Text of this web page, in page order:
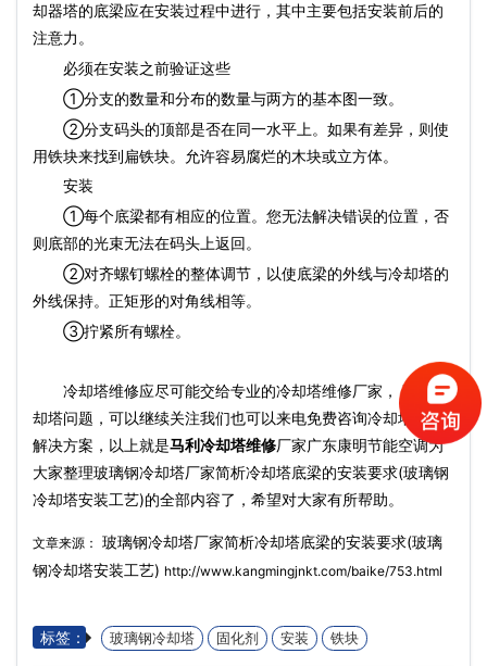
却器塔的底梁应在安装过程中进行，其中主要包括安装前后的
注意力。
必须在安装之前验证这些
①分支的数量和分布的数量与两方的基本图一致。
②分支码头的顶部是否在同一水平上。如果有差异，则使
用铁块来找到扁铁块。允许容易腐烂的木块或立方体。
安装
①每个底梁都有相应的位置。您无法解决错误的位置，否
则底部的光束无法在码头上返回。
②对齐螺钉螺栓的整体调节，以使底梁的外线与冷却塔的
外线保持。正矩形的对角线相等。
③拧紧所有螺栓。
冷却塔维修应尽可能交给专业的冷却塔维修厂家， 更多冷
却塔问题，可以继续关注我们也可以来电免费咨询冷却塔故障
解决方案，以上就是马利冷却塔维修厂家广东康明节能空调为
大家整理玻璃钢冷却塔厂家简析冷却塔底梁的安装要求(玻璃钢
冷却塔安装工艺)的全部内容了，希望对大家有所帮助。
文章来源： 玻璃钢冷却塔厂家简析冷却塔底梁的安装要求(玻璃
钢冷却塔安装工艺) http://www.kangmingjnkt.com/baike/753.html
标签： 玻璃钢冷却塔 固化剂 安装 铁块